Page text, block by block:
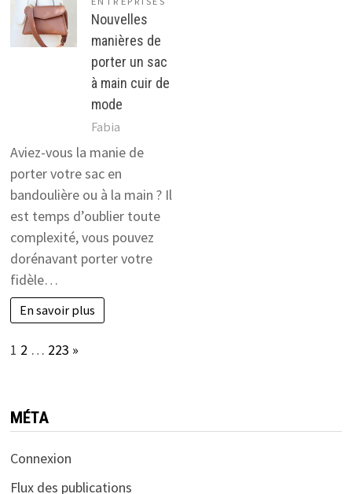
Nouvelles
manières de
porter un sac
à main cuir de
mode
Fabia
Aviez-vous la manie de
porter votre sac en
bandoulière ou à la main ? Il
est temps d’oublier toute
complexité, vous pouvez
dorénavant porter votre
fidèle…
En savoir plus
Page:
1 2 … 223 Next
»
MÉTA
Connexion
Flux des publications